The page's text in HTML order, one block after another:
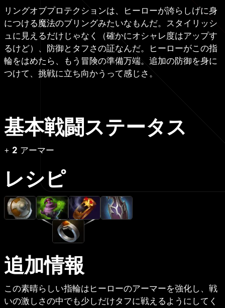
リングオブプロテクションは、ヒーローが誇らしげに身
につける魔法のブリングみたいなもんだ。スタイリッシ
ュに見えるだけじゃなく（確かにオシャレ度はアップす
るけど）、防御とタフさの証なんだ。ヒーローがこの指
輪をはめたら、もう冒険の準備万端。追加の防御を身に
つけて、挑戦に立ち向かうって感じさ。
基本戦闘ステータス
+ 2 アーマー
レシピ
追加情報
この素晴らしい指輪はヒーローのアーマーを強化し、戦
いの激しさの中でも少しだけタフに戦えるようにしてく